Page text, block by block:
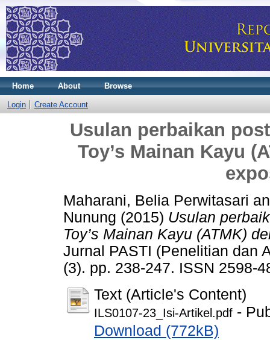
Home About Browse
Login Create Account
Usulan perbaikan
Toy’s Mainan Kayu
Maharani, Belia Perwitasari
Nunung (2015) Usulan
Toy’s Mainan Kayu (ATMK)
Jurnal PASTI (Penelitian dan
(3). pp. 238-247. ISSN 2598-
Text (Article's Content)
ILS0107-23_Isi-Artikel.pdf -
Download (772kB)